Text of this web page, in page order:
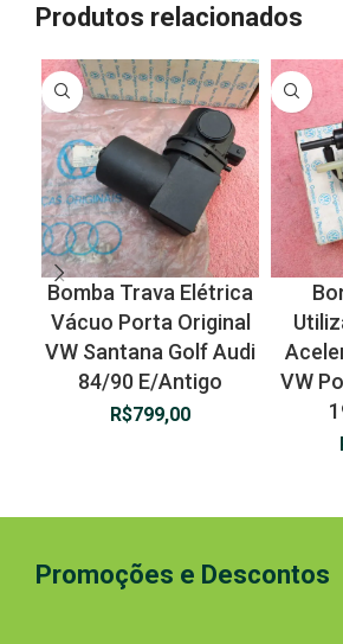
Produtos relacionados
Bomba Trava Elétrica
Vácuo Porta Original
VW Santana Golf Audi
84/90 E/Antigo
R$799,00
VW
Promoções e Descontos